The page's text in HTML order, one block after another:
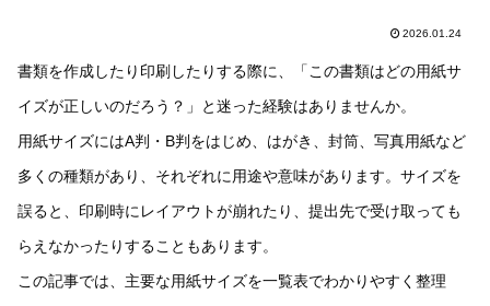
2026.01.24
書類を作成したり印刷したりする際に、「この書類はどの用紙サ
イズが正しいのだろう？」と迷った経験はありませんか。
用紙サイズにはA判・B判をはじめ、はがき、封筒、写真用紙など
多くの種類があり、それぞれに用途や意味があります。サイズを
誤ると、印刷時にレイアウトが崩れたり、提出先で受け取っても
らえなかったりすることもあります。
この記事では、主要な用紙サイズを一覧表でわかりやすく整理